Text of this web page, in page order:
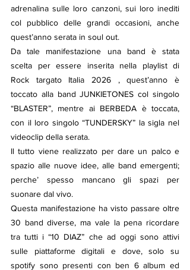
adrenalina sulle loro canzoni, sui loro inediti
col pubblico delle grandi occasioni, anche
quest’anno serata in soul out.
Da tale manifestazione una band è stata
scelta per essere inserita nella playlist di
Rock targato Italia 2026 , quest’anno è
toccato alla band JUNKIETONES col singolo
“BLASTER”, mentre ai BERBEDA è toccata,
con il loro singolo “TUNDERSKY” la sigla nel
videoclip della serata.
Il tutto viene realizzato per dare un palco e
spazio alle nuove idee, alle band emergenti;
perche’ spesso mancano gli spazi per
suonare dal vivo.
Questa manifestazione ha visto passare oltre
30 band diverse, ma vale la pena ricordare
tra tutti i “10 DIAZ” che ad oggi sono attivi
sulle piattaforme digitali e dove, solo su
spotify sono presenti con ben 6 album ed